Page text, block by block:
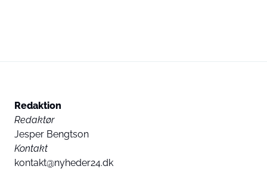
Redaktion
Redaktør
Jesper Bengtson
Kontakt
kontakt@nyheder24.dk